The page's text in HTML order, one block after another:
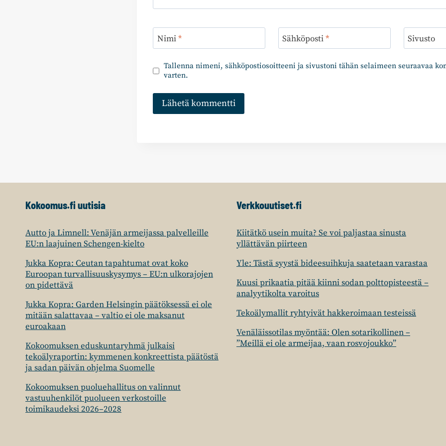
Nimi* Sähköposti* Sivusto
Tallenna nimeni, sähköpostiosoitteeni ja sivustoni tähän selaimeen seuraavaa
varten.
Kokoomus.fi uutisia
Autto ja Limnell: Venäjän armeijassa palvelleille
EU:n laajuinen Schengen-kielto
Jukka Kopra: Ceutan tapahtumat ovat koko
Euroopan turvallisuuskysymys – EU:n ulkorajojen
on pidettävä
Jukka Kopra: Garden Helsingin päätöksessä ei ole
mitään salattavaa – valtio ei ole maksanut
euroakaan
Kokoomuksen eduskuntaryhmä julkaisi
tekoälyraportin: kymmenen konkreettista päätöstä
ja sadan päivän ohjelma Suomelle
Kokoomuksen puoluehallitus on valinnut
vastuuhenkilöt puolueen verkostoille
toimikaudeksi 2026–2028
Verkkouutiset.fi
Kiitätkö usein muita? Se voi paljastaa sinusta
yllättävän piirteen
Yle: Tästä syystä bideesuihkuja saatetaan varastaa
Kuusi prikaatia pitää kiinni sodan polttopisteestä –
analyytikolta varoitus
Tekoälymallit ryhtyivät hakkeroimaan testeissä
Venäläissotilas myöntää: Olen sotarikollinen –
”Meillä ei ole armeijaa, vaan rosvojoukko”